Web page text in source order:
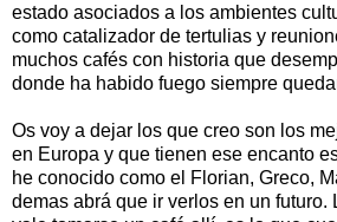
estado asociados a los ambientes
como catalizador de tertulias y
muchos cafés con historia que
donde ha habido fuego siempre
Os voy a dejar los que creo son los
en Europa y que tienen ese encanto
he conocido como el Florian, Greco,
demas abrá que ir verlos en un futuro.